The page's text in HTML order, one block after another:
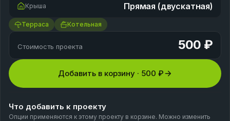
Крыша Прямая (двускатная)
Терраса Котельная
Стоимость проекта 500 ₽
Добавить в корзину · 500 ₽
Что добавить к проекту
Опции применяются к этому проекту в корзине. Можно изменить